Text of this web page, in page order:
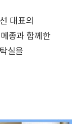
대표의
종과 함께한
실을